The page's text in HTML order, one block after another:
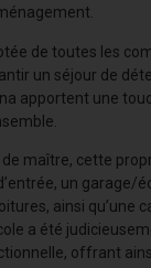
de toutes les
un séjour de
apportent une
maître, cette
un garage/
ainsi qu’une
a été
offrant